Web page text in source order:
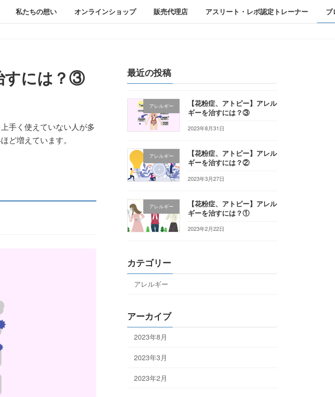
私たちの想い オンラインショップ 販売代理店 アスリート・レボ認定トレーナー ブ
すには？③
手く使えていない人が多
ど増えています。
最近の投稿
アレルギー
【花粉症、アトピー】アレル
ギーを治すには？③
2023年8月31日
アレルギー
【花粉症、アトピー】アレル
ギーを治すには？②
2023年3月27日
アレルギー
【花粉症、アトピー】アレル
ギーを治すには？①
2023年2月22日
カテゴリー
アレルギー
アーカイブ
2023年8月
2023年3月
2023年2月